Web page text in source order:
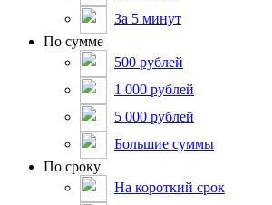
За 5 минут
По сумме
500 рублей
1 000 рублей
5 000 рублей
Большие суммы
По сроку
На короткий срок